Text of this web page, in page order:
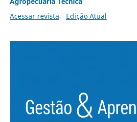
Acessar revista
Edição Atual